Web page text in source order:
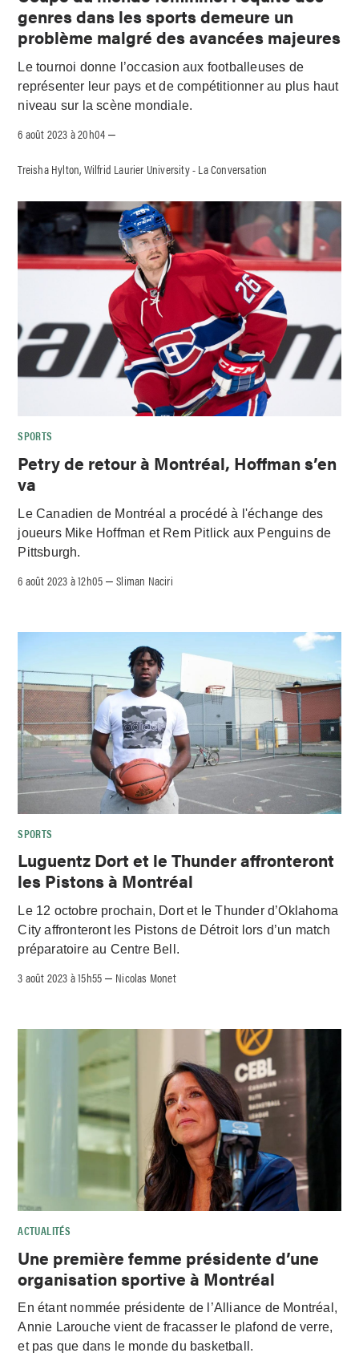
genres dans les sports demeure un
problème malgré des avancées majeures
Le tournoi donne l’occasion aux footballeuses de
représenter leur pays et de compétitionner au plus haut
niveau sur la scène mondiale.
6 août 2023 à 20h04 –
Treisha Hylton, Wilfrid Laurier University - La Conversation
SPORTS
Petry de retour à Montréal, Hoffman s’en
va
Le Canadien de Montréal a procédé à l'échange des
joueurs Mike Hoffman et Rem Pitlick aux Penguins de
Pittsburgh.
6 août 2023 à 12h05 –Sliman Naciri
SPORTS
Luguentz Dort et le Thunder affronteront
les Pistons à Montréal
Le 12 octobre prochain, Dort et le Thunder d’Oklahoma
City affronteront les Pistons de Détroit lors d’un match
préparatoire au Centre Bell.
3 août 2023 à 15h55 – Nicolas Monet
ACTUALITÉS
Une première femme présidente d’une
organisation sportive à Montréal
En étant nommée présidente de l’Alliance de Montréal,
Annie Larouche vient de fracasser le plafond de verre,
et pas que dans le monde du basketball.